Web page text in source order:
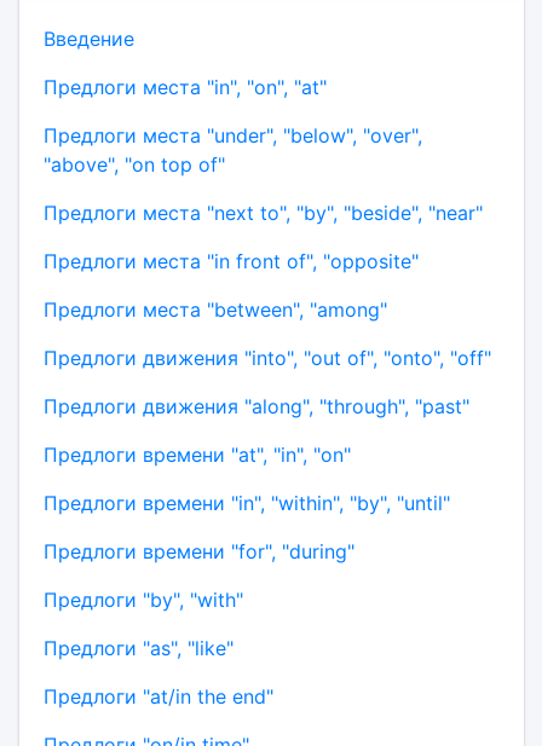
Введение
Предлоги места "in", "on", "at"
Предлоги места "under", "below", "over",
"above", "on top of"
Предлоги места "next to", "by", "beside", "near"
Предлоги места "in front of", "opposite"
Предлоги места "between", "among"
Предлоги движения "into", "out of", "onto", "off"
Предлоги движения "along", "through", "past"
Предлоги времени "at", "in", "on"
Предлоги времени "in", "within", "by", "until"
Предлоги времени "for", "during"
Предлоги "by", "with"
Предлоги "as", "like"
Предлоги "at/in the end"